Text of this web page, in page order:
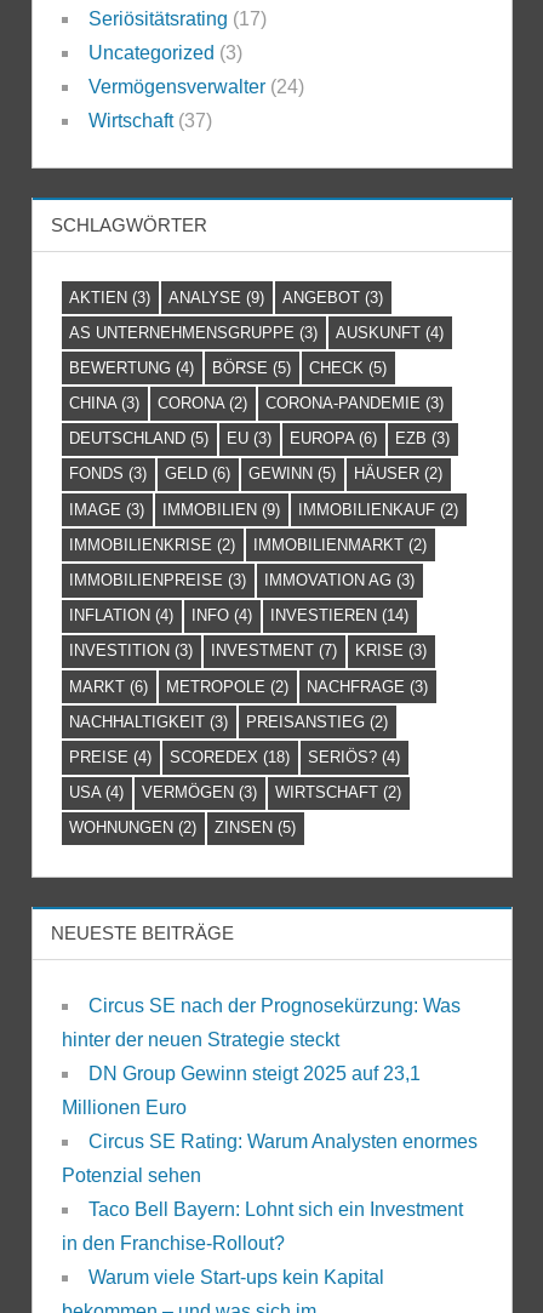
Seriösitätsrating (17)
Uncategorized (3)
Vermögensverwalter(24)
Wirtschaft(37)
SCHLAGWÖRTER
AKTIEN (3) ANALYSE (9) ANGEBOT (3)
AS UNTERNEHMENSGRUPPE (3) AUSKUNFT (4)
BEWERTUNG (4) BÖRSE (5) CHECK (5)
CHINA(3) CORONA(2) CORONA-PANDEMIE (3)
DEUTSCHLAND (5) EU (3) EUROPA(6) EZB (3)
FONDS (3) GELD (6) GEWINN (5) HÄUSER (2)
IMAGE (3) IMMOBILIEN (9) IMMOBILIENKAUF (2)
IMMOBILIENKRISE (2) IMMOBILIENMARKT (2)
IMMOBILIENPREISE (3) IMMOVATION AG (3)
INFLATION (4) INFO (4) INVESTIEREN (14)
INVESTITION (3) INVESTMENT (7) KRISE (3)
MARKT (6) METROPOLE (2) NACHFRAGE (3)
NACHHALTIGKEIT (3) PREISANSTIEG (2)
PREISE (4) SCOREDEX (18) SERIÖS? (4)
USA(4) VERMÖGEN (3) WIRTSCHAFT (2)
WOHNUNGEN (2) ZINSEN (5)
NEUESTE BEITRÄGE
Circus SE nach der Prognosekürzung: Was
hinter der neuen Strategie steckt
DN Group Gewinn steigt 2025 auf 23,1
Millionen Euro
Circus SE Rating: Warum Analysten enormes
Potenzial sehen
Taco Bell Bayern: Lohnt sich ein Investment
in den Franchise-Rollout?
Warum viele Start-ups kein Kapital